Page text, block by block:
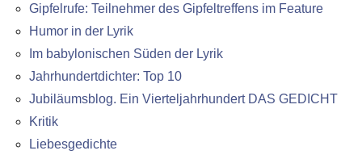
Gipfelrufe: Teilnehmer des Gipfeltreffens im Feature
Humor in der Lyrik
Im babylonischen Süden der Lyrik
Jahrhundertdichter: Top 10
Jubiläumsblog. Ein Vierteljahrhundert DAS GEDICHT
Kritik
Liebesgedichte